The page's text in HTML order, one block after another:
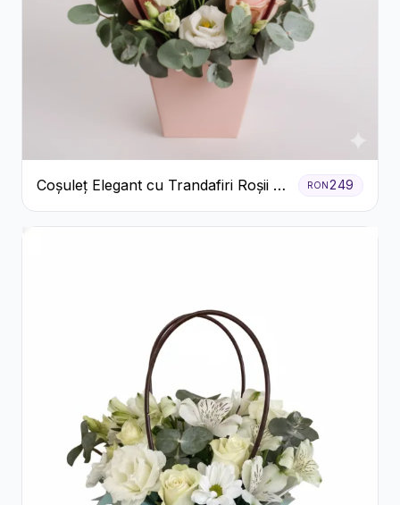
Coșuleț Elegant cu Trandafiri Roșii și
Lisianthus Alb
RON249